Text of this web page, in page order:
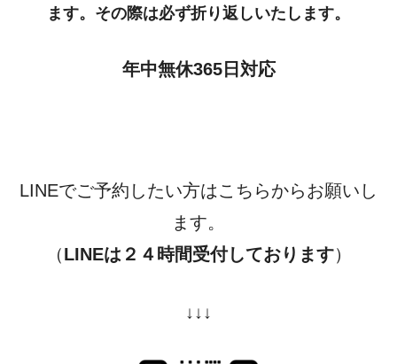
ます。その際は必ず折り返しいたします。
年中無休365日対応
LINEでご予約したい方はこちらからお願いし
ます。
（LINEは２４時間受付しております）
↓↓↓